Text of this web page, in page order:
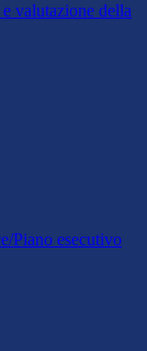
valutazione della
Piano esecutivo